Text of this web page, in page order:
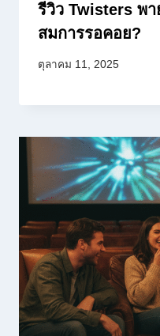
รีวิว Twisters พ
สมการรอคอย?
ตุลาคม 11, 2025